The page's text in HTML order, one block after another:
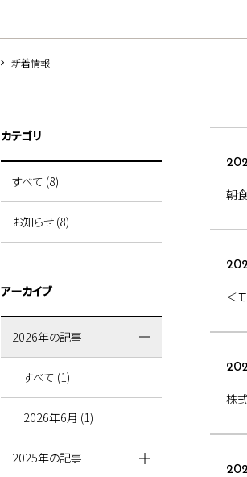
新着情報
朝
＜
株
カテゴリ
すべて (8)
お知らせ (8)
アーカイブ
2026年の記事
すべて (1)
2026年6月 (1)
2025年の記事